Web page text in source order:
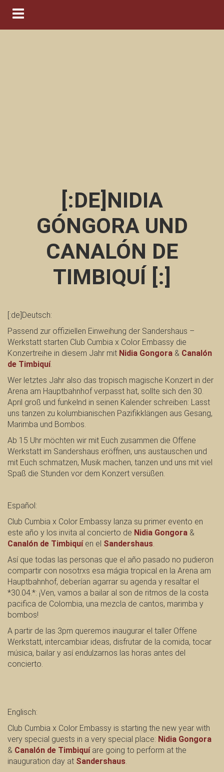
Navigation ein-/ausblenden
[:DE]NIDIA
GÓNGORA UND
CANALÓN DE
TIMBIQUÍ [:]
[:de]Deutsch:
Passend zur offiziellen Einweihung der Sandershaus –
Werkstatt starten Club Cumbia x Color Embassy die
Konzertreihe in diesem Jahr mit Nidia Gongora & Canalón
de Timbiquí.
Wer letztes Jahr also das tropisch magische Konzert in der
Arena am Hauptbahnhof verpasst hat, sollte sich den 30.
April groß und funkelnd in seinen Kalender schreiben: Lasst
uns tanzen zu kolumbianischen Pazifikklängen aus Gesang,
Marimba und Bombos.
Ab 15 Uhr möchten wir mit Euch zusammen die Offene
Werkstatt im Sandershaus eröffnen, uns austauschen und
mit Euch schmatzen, Musik machen, tanzen und uns mit viel
Spaß die Stunden vor dem Konzert versüßen.
Español:
Club Cumbia x Color Embassy lanza su primer evento en
este año y los invita al concierto de Nidia Gongora &
Canalón de Timbiquíen el Sandershaus.
Así que todas las personas que el año pasado no pudieron
compartir con nosotrxs esa mágia tropical en la Arena am
Hauptbahnhof, deberían agarrar su agenda y resaltar el
*30.04.*: ¡Ven, vamos a bailar al son de ritmos de la costa
pacifica de Colombia, una mezcla de cantos, marimba y
bombos!
A partir de las 3pm queremos inaugurar el taller Offene
Werkstatt, intercambiar ideas, disfrutar de la comida, tocar
música, bailar y así endulzarnos las horas antes del
concierto.
Englisch:
Club Cumbia x Color Embassy is starting the new year with
very special guests in a very special place: Nidia Gongora
& Canalón de Timbiquíare going to perform at the
inauguration day at Sandershaus.